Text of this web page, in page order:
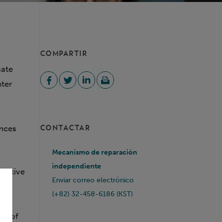
of
COMPARTIR
CONTACTAR
Mecanismo de reparación
independiente
Enviar correo electrónico
(+82) 32-458-6186 (KST)